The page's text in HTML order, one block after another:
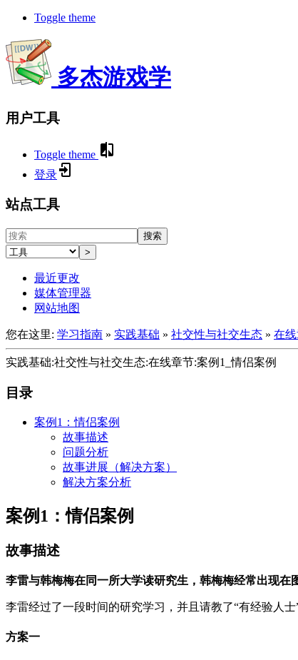
Toggle theme
多杰游戏学
用户工具
Toggle theme
登录
站点工具
搜索
>
最近更改
媒体管理器
网站地图
您在这里: 学习指南 » 实践基础 » 社交性与社交生态 » 在
实践基础:社交性与社交生态:在线章节:案例1_情侣案例
目录
案例1：情侣案例
故事描述
问题分析
故事进展（解决方案）
解决方案分析
案例1：情侣案例
故事描述
李雷与韩梅梅在同一所大学读研究生，韩梅梅经常出现
李雷经过了一段时间的研究学习，并且请教了“有经验人
方案一